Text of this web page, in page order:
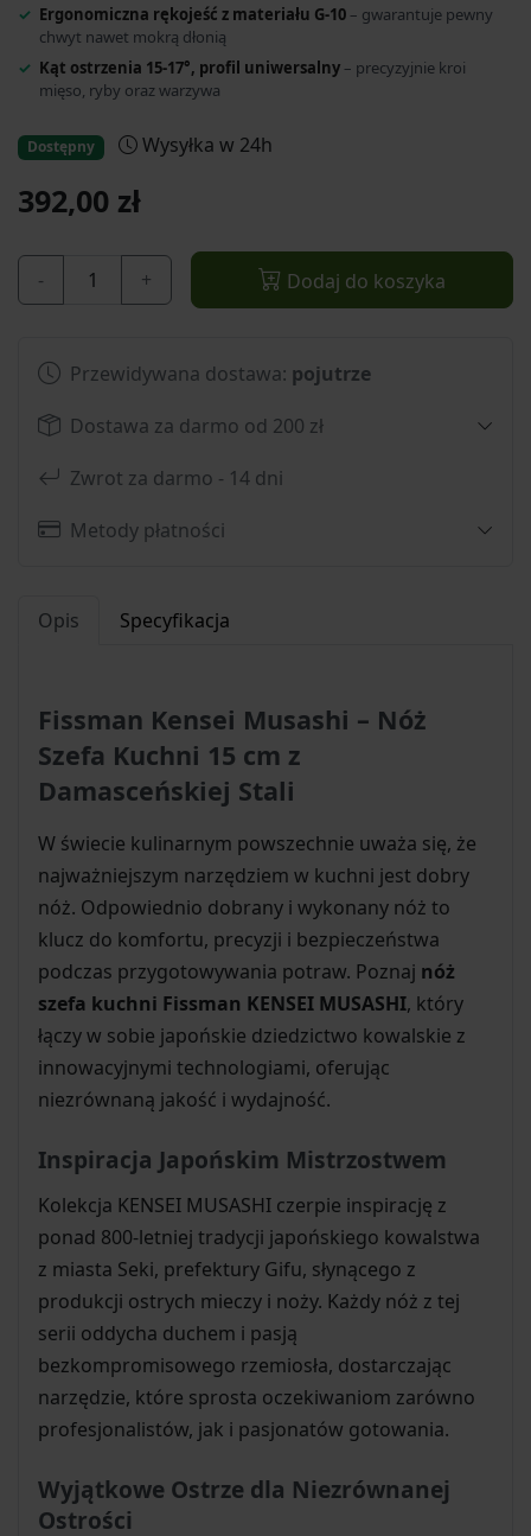
Ergonomiczna rękojeść z materiału G-10 – gwarantuje pewny
chwyt nawet mokrą dłonią
Kąt ostrzenia 15-17°, profil uniwersalny – precyzyjnie kroi
mięso, ryby oraz warzywa
Dostępny Wysyłka w 24h
392,00 zł
- + Dodaj do koszyka
Przewidywana dostawa: pojutrze
Dostawa za darmo od 200 zł
Zwrot za darmo - 14 dni
Metody płatności
Opis Specyfikacja
Fissman Kensei Musashi – Nóż
Szefa Kuchni 15 cm z
Damasceńskiej Stali
W świecie kulinarnym powszechnie uważa się, że
najważniejszym narzędziem w kuchni jest dobry
nóż. Odpowiednio dobrany i wykonany nóż to
klucz do komfortu, precyzji i bezpieczeństwa
podczas przygotowywania potraw. Poznaj nóż
szefa kuchni Fissman KENSEI MUSASHI, który
łączy w sobie japońskie dziedzictwo kowalskie z
innowacyjnymi technologiami, oferując
niezrównaną jakość i wydajność.
Inspiracja Japońskim Mistrzostwem
Kolekcja KENSEI MUSASHI czerpie inspirację z
ponad 800-letniej tradycji japońskiego kowalstwa
z miasta Seki, prefektury Gifu, słynącego z
produkcji ostrych mieczy i noży. Każdy nóż z tej
serii oddycha duchem i pasją
bezkompromisowego rzemiosła, dostarczając
narzędzie, które sprosta oczekiwaniom zarówno
profesjonalistów, jak i pasjonatów gotowania.
Wyjątkowe Ostrze dla Niezrównanej
Ostrości